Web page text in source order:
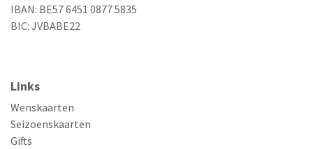
IBAN: BE57 6451 0877 5835
BIC: JVBABE22
Links
Wenskaarten
Seizoenskaarten
Gifts